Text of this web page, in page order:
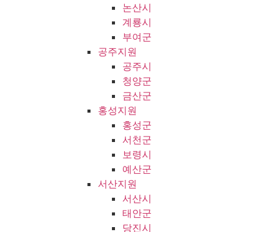
논산시
계룡시
부여군
공주지원
공주시
청양군
금산군
홍성지원
홍성군
서천군
보령시
예산군
서산지원
서산시
태안군
당진시